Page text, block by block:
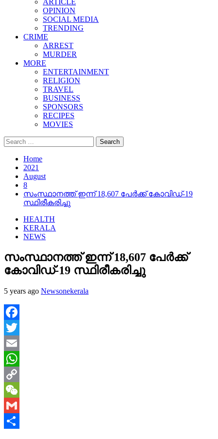
OPINION
SOCIAL MEDIA
TRENDING
CRIME
ARREST
MURDER
MORE
ENTERTAINMENT
RELIGION
TRAVEL
BUSINESS
SPONSORS
RECIPES
MOVIES
Search
for:
Home
2021
August
8
സംസ്ഥാനത്ത് ഇന്ന് 18,607 പേര്‍ക്ക് കോവിഡ്-19
സ്ഥിരീകരിച്ചു
HEALTH
KERALA
NEWS
സംസ്ഥാനത്ത് ഇന്ന് 18,607 പേര്‍ക്ക്
കോവിഡ്-19 സ്ഥിരീകരിച്ചു
5 years ago Newsonekerala
Facebook
Twitter
Email
WhatsApp
Copy
Link
WeChat
Gmail